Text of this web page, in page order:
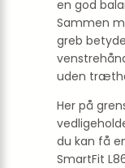
en god
Sammen
greb
uden
Her på
du kan få
SmartFit